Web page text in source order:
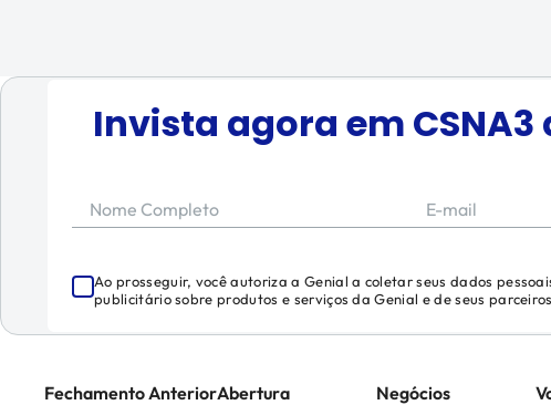
Invista agora em CSNA3
Nome Completo E-mail
Ao prosseguir, você autoriza a Genial a coletar seus dados
publicitário sobre produtos e serviços da Genial e de seus
Fechamento AnteriorAbertura Negócios